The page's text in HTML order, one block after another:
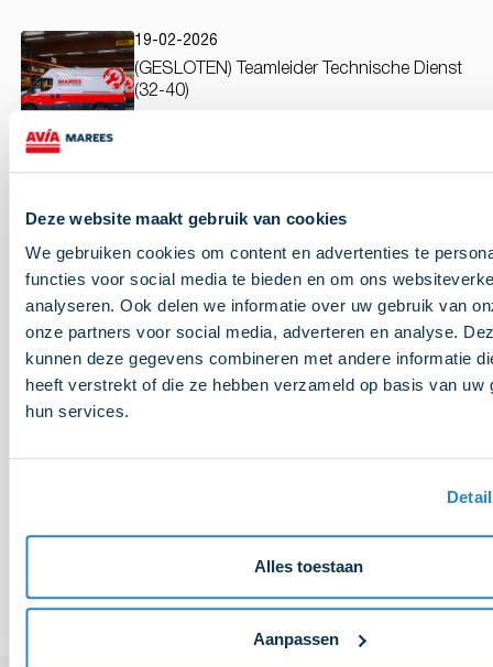
Deze website maakt gebruik van cookies
We gebruiken cookies om content en advertenties te
functies voor social media te bieden en om ons
analyseren. Ook delen we informatie over uw gebruik van
onze partners voor social media, adverteren en analyse.
kunnen deze gegevens combineren met andere informatie
heeft verstrekt of die ze hebben verzameld op basis van uw
hun services.
Alles toestaan
Aanpassen
19-02-2026
(GESLOTEN) Teamleider Technische Dienst
(32-40)
Marketing projectmanager (32-40)
Lees meer
08-12-2025
(GESLOTEN) Accountmanager (duurzame)
Brandstoffen & Smeermiddelen